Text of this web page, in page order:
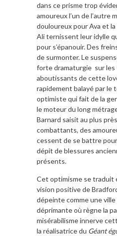
dans ce prisme trop
amoureux l’un de l’autre
douloureux pour Ava et
Ali ternissent leur idylle
pour s’épanouir. Des
de surmonter. Le
forte dramaturgie sur
aboutissants de cette
rapidement balayé par le
optimiste qui fait de la
le moteur du long
Barnard saisit au plus
combattants, des
cessent de se battre
dépit de blessures
présents.
Cet optimisme se traduit
vision positive de
dépeinte comme une
déprimante où règne la
misérabilisme innerve
la réalisatrice du Géant